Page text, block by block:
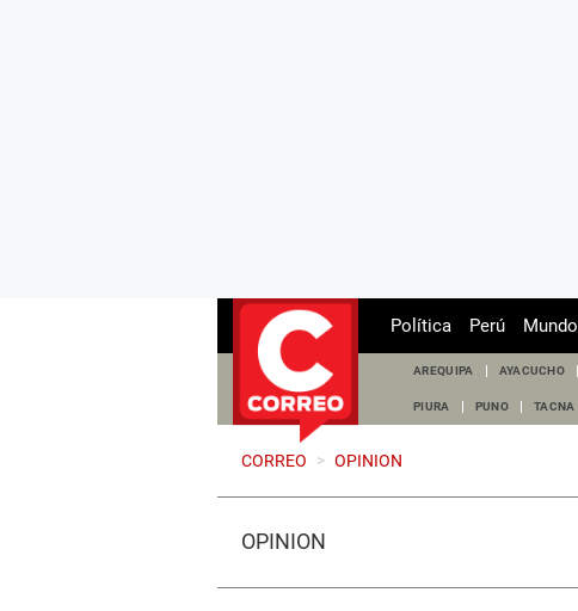
Política Perú Mundo
AREQUIPA AYACUCHO
PIURA PUNO TACNA
CORREO > OPINION
OPINIÓN